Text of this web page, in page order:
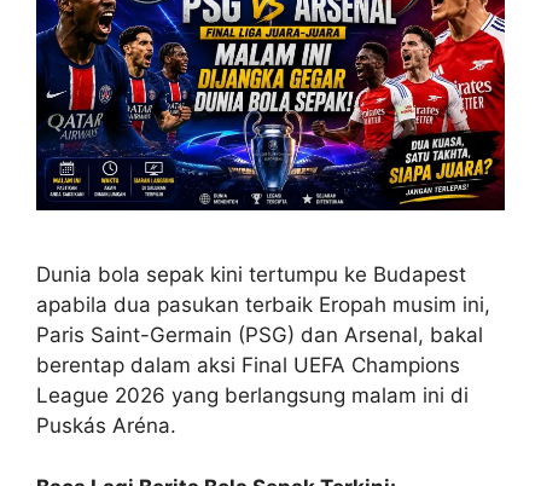
Dunia bola sepak kini tertumpu ke Budapest
apabila dua pasukan terbaik Eropah musim ini,
Paris Saint-Germain (PSG) dan Arsenal, bakal
berentap dalam aksi Final UEFA Champions
League 2026 yang berlangsung malam ini di
Puskás Aréna.